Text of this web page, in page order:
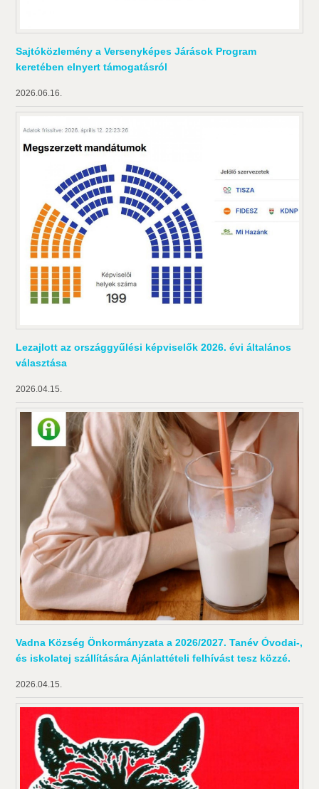
Sajtóközlemény a Versenyképes Járások Program
keretében elnyert támogatásról
2026.06.16.
Lezajlott az országgyűlési képviselők 2026. évi általános
választása
2026.04.15.
Vadna Község Önkormányzata a 2026/2027. Tanév Óvodai-,
és iskolatej szállítására Ajánlattételi felhívást tesz közzé.
2026.04.15.